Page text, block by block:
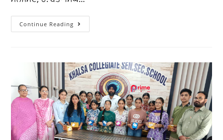
KMS ਕਾਲਜ ਦਸੂਹਾ ਵਿਖੇ ਰੱਖੜੀ ਦੇ ਸੰਬੰਧ
ਵਿੱਚ ਸੱਤ ਦਿਨਾਂ “ਰਾਖੀ ਮੇਕਿੰਗ ਵਰਕਸ਼ਾਪ ਅਤੇ
ਪ੍ਰਦਰਸ਼ਨੀ” ਦਾ ਆਯੋਜਨ – ਪ੍ਰਿੰਸੀਪਲ ਡਾ.
ਮਾਨਵ ਸੈਣੀ
Prime Punjab Times
July 28, 2026